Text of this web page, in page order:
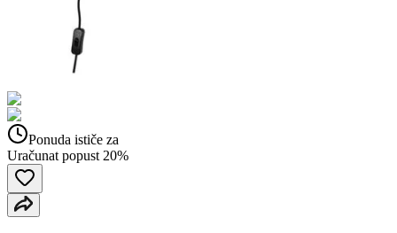
Ponuda ističe za
Uračunat popust 20%